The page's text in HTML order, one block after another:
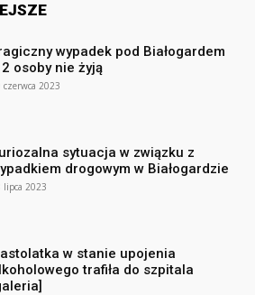
wypadek pod Białogardem
osoby nie żyją
czerwca 2023
sytuacja w związku z
drogowym w Białogardzie
lipca 2023
w stanie upojenia
trafiła do szpitala